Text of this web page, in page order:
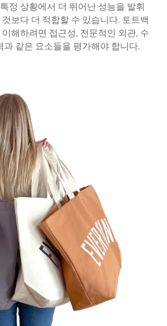
정 상황에서 더 뛰어난 성능을 발휘
보다 더 적합할 수 있습니다. 토트백
해하려면 접근성, 전문적인 외관, 수
같은 요소들을 평가해야 합니다.